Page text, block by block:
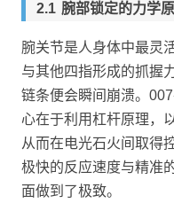
腕部锁定的力学
腕关节是人身体中最灵
与其他四指形成的抓握
链条便会瞬间崩溃。
心在于利用杠杆原理，
从而在电光石火间取得
极快的反应速度与精准
面做到了极致。